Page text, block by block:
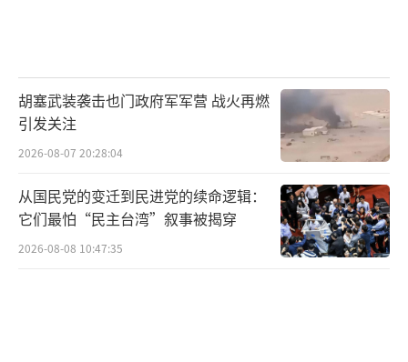
胡塞武装袭击也门政府军军营 战火再燃
引发关注
2026-08-07 20:28:04
从国民党的变迁到民进党的续命逻辑：
它们最怕“民主台湾”叙事被揭穿
2026-08-08 10:47:35